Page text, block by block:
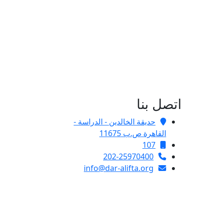
اتصل بنا
حديقة الخالدين - الدراسة -
القاهرة ص.ب 11675
107
202-25970400
info@dar-alifta.org